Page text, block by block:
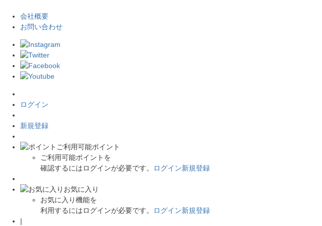
会社概要
お問い合わせ
ログイン
新規登録
ご利用可能ポイント
ご利用可能ポイントを
確認するにはログインが必要です。
ログイン新規登録
お気に入り
お気に入り機能を
利用するにはログインが必要です。
ログイン新規登録
|